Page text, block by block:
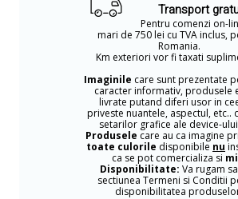
Transport
Pentru comenzi on-
mari de 750 lei cu TVA inclus,
Romania.
Km exteriori vor fi taxati
Imaginile care sunt prezentate
caracter informativ, produsele
livrate putand diferi usor in
priveste nuantele, aspectul, etc..
setarilor grafice ale device-
Produsele care au ca imagine
toate culorile disponibile nu
ca se pot comercializa si
Disponibilitate: Va rugam
sectiunea Termeni si Conditii
disponibilitatea